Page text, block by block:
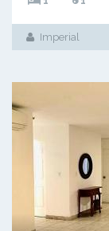
Imperial